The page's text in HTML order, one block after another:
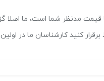
قیمت مدنظر شما است، ما اصلا
کنید کارشناسان ما در